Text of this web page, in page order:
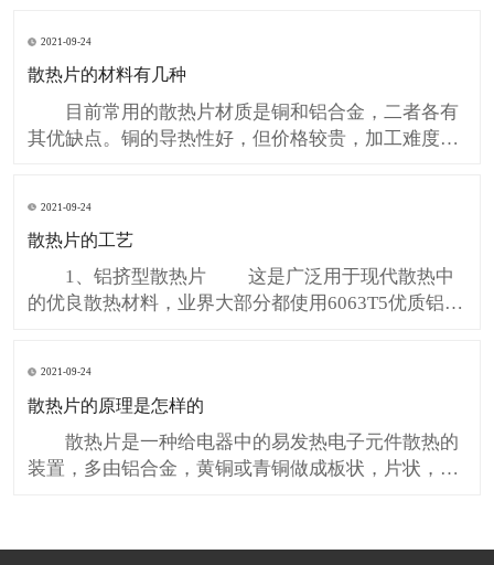
从而避免LED受到潜伏性损伤。降低制作周期的同时
也有效的减少了安装维护成本和不良损耗。 第
三、防水LED灯
2021-09-24
散热片的材料有几种
目前常用的散热片材质是铜和铝合金，二者各有
其优缺点。铜的导热性好，但价格较贵，加工难度较
软，不能直接使用，都是使用的铝合金才能提供足够
的硬度，铝合金的优点是价格低廉，重量轻，但导热
性比铜就要差很多。有些
2021-09-24
散热片的工艺
1、铝挤型散热片 这是广泛用于现代散热中
的优良散热材料，业界大部分都使用6063T5优质铝
和AMD CPU的热阻值和其发热量的考量，铝挤型厂家
制订相应的模具，将铝锭加热到一定的温度下，使其
2021-09-24
散热片的原理是怎样的
散热片是一种给电器中的易发热电子元件散热的
装置，多由铝合金，黄铜或青铜做成板状，片状，多
要使用散热片。一般散热片在使用中要在电子元件与